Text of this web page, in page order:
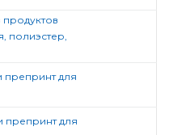
полиэстер,
препринт для
препринт для